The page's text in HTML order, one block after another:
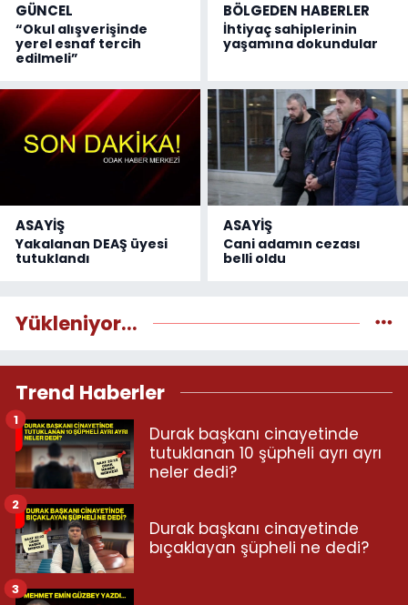
GÜNCEL
“Okul alışverişinde
yerel esnaf tercih
edilmeli”
BÖLGEDEN HABERLER
İhtiyaç sahiplerinin
yaşamına dokundular
ASAYİŞ
Yakalanan DEAŞ üyesi
tutuklandı
ASAYİŞ
Cani adamın cezası
belli oldu
Yükleniyor...
Trend Haberler
Durak başkanı cinayetinde
tutuklanan 10 şüpheli ayrı ayrı
neler dedi?
1
Durak başkanı cinayetinde
bıçaklayan şüpheli ne dedi?
2
3